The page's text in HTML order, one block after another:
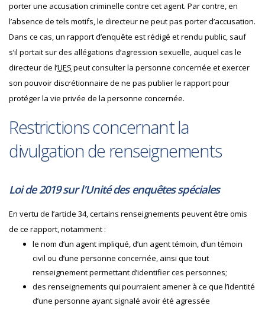
porter une accusation criminelle contre cet agent. Par contre, en
l’absence de tels motifs, le directeur ne peut pas porter d’accusation.
Dans ce cas, un rapport d’enquête est rédigé et rendu public, sauf
s’il portait sur des allégations d’agression sexuelle, auquel cas le
directeur de l’UES peut consulter la personne concernée et exercer
son pouvoir discrétionnaire de ne pas publier le rapport pour
protéger la vie privée de la personne concernée.
Restrictions concernant la
divulgation de renseignements
Loi de 2019 sur l’Unité des enquêtes spéciales
En vertu de l’article 34, certains renseignements peuvent être omis
de ce rapport, notamment :
le nom d’un agent impliqué, d’un agent témoin, d’un témoin
civil ou d’une personne concernée, ainsi que tout
renseignement permettant d’identifier ces personnes;
des renseignements qui pourraient amener à ce que l’identité
d’une personne ayant signalé avoir été agressée